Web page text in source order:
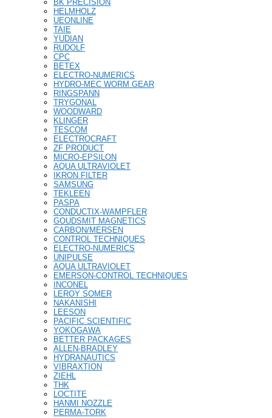
BK PRECISION
HELMHOLZ
UEONLINE
TAIE
YUDIAN
RUDOLF
CPC
BETEX
ELECTRO-NUMERICS
HYDRO-MEC WORM GEAR
RINGSPANN
TRYGONAL
WOODWARD
KLINGER
TESCOM
ELECTROCRAFT
ZF PRODUCT
MICRO-EPSILON
AQUA ULTRAVIOLET
IKRON FILTER
SAMSUNG
TEKLEEN
PASPA
CONDUCTIX-WAMPFLER
GOUDSMIT MAGNETICS
CARBON/MERSEN
CONTROL TECHNIQUES
ELECTRO-NUMERICS
UNIPULSE
AQUA ULTRAVIOLET
EMERSON-CONTROL TECHNIQUES
INCONEL
LEROY SOMER
NAKANISHI
LEESON
PACIFIC SCIENTIFIC
YOKOGAWA
BETTER PACKAGES
ALLEN-BRADLEY
HYDRANAUTICS
VIBRAXTION
ZIEHL
THK
LOCTITE
HANMI NOZZLE
PERMA-TORK